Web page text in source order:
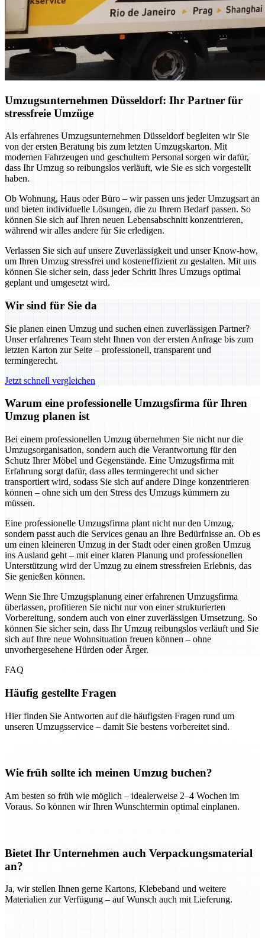
Umzugsunternehmen Düsseldorf: Ihr Partner für
stressfreie Umzüge
Als erfahrenes Umzugsunternehmen Düsseldorf begleiten wir Sie
von der ersten Beratung bis zum letzten Umzugskarton. Mit
modernen Fahrzeugen und geschultem Personal sorgen wir dafür,
dass Ihr Umzug so reibungslos verläuft, wie Sie es sich vorgestellt
haben.
Ob Wohnung, Haus oder Büro – wir passen uns jeder Umzugsart an
und bieten individuelle Lösungen, die zu Ihrem Bedarf passen. So
können Sie sich auf Ihren neuen Lebensabschnitt konzentrieren,
während wir alles andere für Sie erledigen.
Verlassen Sie sich auf unsere Zuverlässigkeit und unser Know-how,
um Ihren Umzug stressfrei und kosteneffizient zu gestalten. Mit uns
können Sie sicher sein, dass jeder Schritt Ihres Umzugs optimal
geplant und umgesetzt wird.
Wir sind für Sie da
Sie planen einen Umzug und suchen einen zuverlässigen Partner?
Unser erfahrenes Team steht Ihnen von der ersten Anfrage bis zum
letzten Karton zur Seite – professionell, transparent und
termingerecht.
Jetzt schnell vergleichen
Warum eine professionelle Umzugsfirma für Ihren
Umzug planen ist
Bei einem professionellen Umzug übernehmen Sie nicht nur die
Umzugsorganisation, sondern auch die Verantwortung für den
Schutz Ihrer Möbel und Gegenstände. Eine Umzugsfirma mit
Erfahrung sorgt dafür, dass alles termingerecht und sicher
transportiert wird, sodass Sie sich auf andere Dinge konzentrieren
können – ohne sich um den Stress des Umzugs kümmern zu
müssen.
Eine professionelle Umzugsfirma plant nicht nur den Umzug,
sondern passt auch die Services genau an Ihre Bedürfnisse an. Ob es
um einen kleineren Umzug in der Stadt oder einen großen Umzug
ins Ausland geht – mit einer klaren Planung und professionellen
Unterstützung wird der Umzug zu einem stressfreien Erlebnis, das
Sie genießen können.
Wenn Sie Ihre Umzugsplanung einer erfahrenen Umzugsfirma
überlassen, profitieren Sie nicht nur von einer strukturierten
Vorbereitung, sondern auch von einer zuverlässigen Umsetzung. So
können Sie sicher sein, dass Ihr Umzug reibungslos verläuft und Sie
sich auf Ihre neue Wohnsituation freuen können – ohne
unvorhergesehene Hürden oder Ärger.
FAQ
Häufig gestellte Fragen
Hier finden Sie Antworten auf die häufigsten Fragen rund um
unseren Umzugsservice – damit Sie bestens vorbereitet sind.
Wie früh sollte ich meinen Umzug buchen?
Am besten so früh wie möglich – idealerweise 2–4 Wochen im
Voraus. So können wir Ihren Wunschtermin optimal einplanen.
Bietet Ihr Unternehmen auch Verpackungsmaterial
an?
Ja, wir stellen Ihnen gerne Kartons, Klebeband und weitere
Materialien zur Verfügung – auf Wunsch auch mit Lieferung.